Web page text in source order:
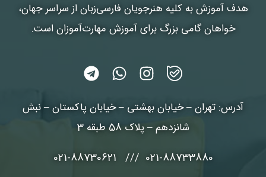
هدف آموزش به کلیه هنرجویان فارسی‌زبان از سراسر جهان،
خواهان گامی بزرگ برای آموزش مهارت‌آموزان است.
آدرس: تهران – خیابان بهشتی – خیابان پاکستان – نبش
شانزدهم – پلاک 58 طبقه 3
021-88733880 /// 021-88730621